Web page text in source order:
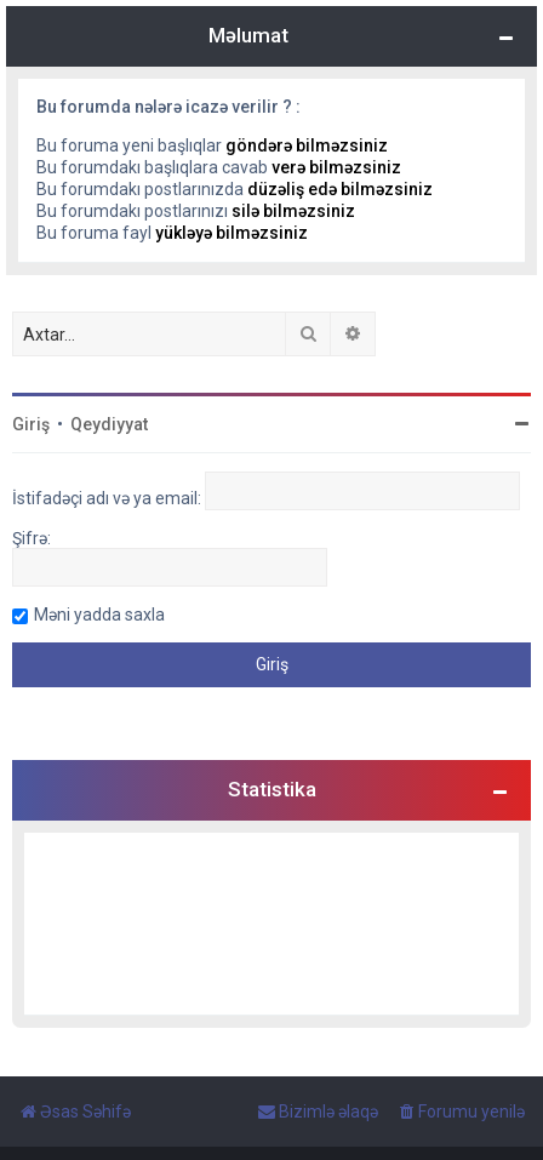
Məlumat
Bu forumda nələrə icazə verilir ? :
Bu foruma yeni başlıqlar göndərə bilməzsiniz
Bu forumdakı başlıqlara cavab verə bilməzsiniz
Bu forumdakı postlarınızda düzəliş edə bilməzsiniz
Bu forumdakı postlarınızı silə bilməzsiniz
Bu foruma fayl yükləyə bilməzsiniz
Axtar
Giriş • Qeydiyyat
İstifadəçi adı və ya email:
Şifrə:
Məni yadda saxla
Statistika
Əsas Səhifə Forumu yenilə
Bizimlə əlaqə